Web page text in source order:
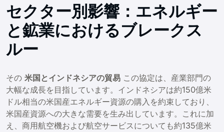
セクター別影響：エネルギー
と鉱業におけるブレークス
ルー
その 米国とインドネシアの貿易 この協定は、産業部門の
大幅な成長を目指しています。インドネシアは約150億米
ドル相当の米国産エネルギー資源の購入を約束しており、
米国産資源への大きな需要を生み出しています。これに加
え、商用航空機および航空サービスについても約135億米